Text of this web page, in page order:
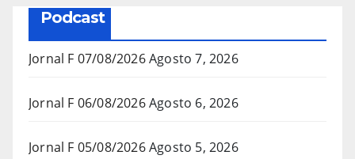
Podcast
Jornal F 07/08/2026Agosto 7, 2026
Jornal F 06/08/2026Agosto 6, 2026
Jornal F 05/08/2026Agosto 5, 2026